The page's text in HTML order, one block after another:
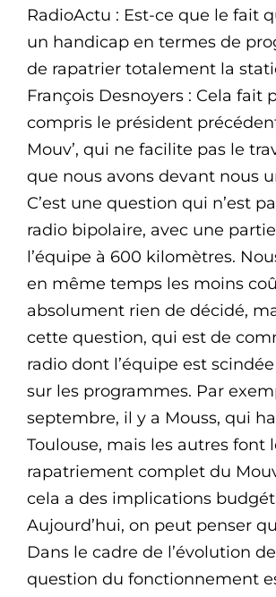
RadioActu : Est-ce que le fait
un handicap en termes de
de rapatrier totalement la
François Desnoyers : Cela fait
compris le président
Mouv’, qui ne facilite pas le
que nous avons devant nous
C’est une question qui n’est
radio bipolaire, avec une
l’équipe à 600 kilomètres.
en même temps les moins
absolument rien de décidé,
cette question, qui est de
radio dont l’équipe est
sur les programmes. Par
septembre, il y a Mouss, qui
Toulouse, mais les autres font
rapatriement complet du
cela a des implications
Aujourd’hui, on peut penser
Dans le cadre de l’évolution
question du fonctionnement